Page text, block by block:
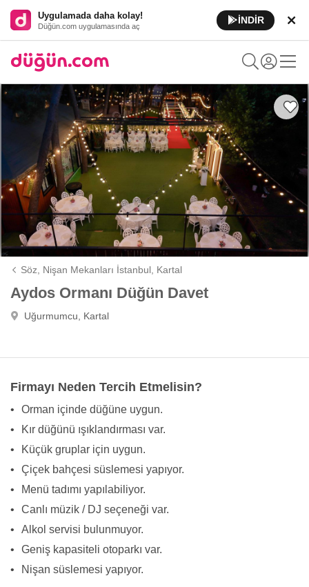
Uygulamada daha kolay!
Düğün.com uygulamasında aç
İNDİR
Söz, Nişan Mekanları İstanbul, Kartal
Aydos Ormanı Düğün Davet
Uğurmumcu, Kartal
Firmayı Neden Tercih Etmelisin?
•
Orman içinde düğüne uygun.
•
Kır düğünü ışıklandırması var.
•
Küçük gruplar için uygun.
•
Çiçek bahçesi süslemesi yapıyor.
•
Menü tadımı yapılabiliyor.
•
Canlı müzik / DJ seçeneği var.
•
Alkol servisi bulunmuyor.
•
Geniş kapasiteli otoparkı var.
•
Nişan süslemesi yapıyor.